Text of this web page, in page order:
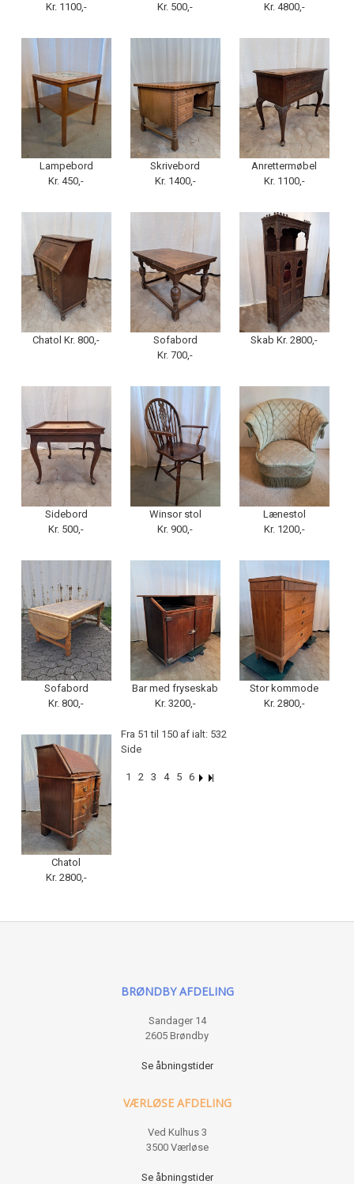
Kr. 1100,-
Kr. 500,-
Kr. 4800,-
Lampebord
Kr. 450,-
Skrivebord
Kr. 1400,-
Anrettermøbel
Kr. 1100,-
Chatol Kr. 800,-
Sofabord
Kr. 700,-
Skab Kr. 2800,-
Sidebord
Kr. 500,-
Winsor stol
Kr. 900,-
Lænestol
Kr. 1200,-
Sofabord
Kr. 800,-
Bar med fryseskab
Kr. 3200,-
Stor kommode
Kr. 2800,-
Chatol
Kr. 2800,-
Fra 51 til 150 af ialt: 532
Side
1 2 3 4 5 6
BRØNDBY AFDELING
Sandager 14
2605 Brøndby
Se åbningstider
VÆRLØSE AFDELING
Ved Kulhus 3
3500 Værløse
Se åbningstider